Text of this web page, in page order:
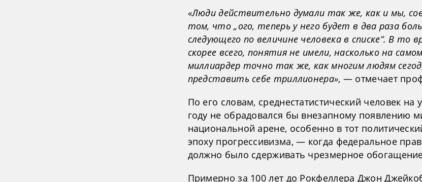
«Люди действительно думали так же, как и мы,
том, что „ого, теперь у него будет в два раза
следующего по величине человека в списке“. В то
скорее всего, понятия не имели, насколько на
миллиардер точно так же, как многим людям
представить себе триллионера», — отмечает
По его словам, среднестатистический человек на
году не обрадовался бы внезапному появлению
национальной арене, особенно в тот
эпоху прогрессивизма, — когда федеральное
должно было сдерживать чрезмерное
Примерно за 100 лет до Рокфеллера Джон